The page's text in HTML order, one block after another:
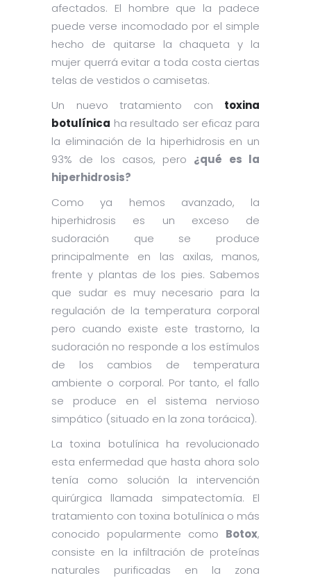
afectados. El hombre que la padece
puede verse incomodado por el simple
hecho de quitarse la chaqueta y la
mujer querrá evitar a toda costa ciertas
telas de vestidos o camisetas.
Un nuevo tratamiento con toxina
botulínica ha resultado ser eficaz para
la eliminación de la hiperhidrosis en un
93% de los casos, pero ¿qué es la
hiperhidrosis?
Como ya hemos avanzado, la
hiperhidrosis es un exceso de
sudoración que se produce
principalmente en las axilas, manos,
frente y plantas de los pies. Sabemos
que sudar es muy necesario para la
regulación de la temperatura corporal
pero cuando existe este trastorno, la
sudoración no responde a los estímulos
de los cambios de temperatura
ambiente o corporal. Por tanto, el fallo
se produce en el sistema nervioso
simpático (situado en la zona torácica).
La toxina botulínica ha revolucionado
esta enfermedad que hasta ahora solo
tenía como solución la intervención
quirúrgica llamada simpatectomía. El
tratamiento con toxina botulínica o más
conocido popularmente como Botox,
consiste en la infiltración de proteínas
naturales purificadas en la zona